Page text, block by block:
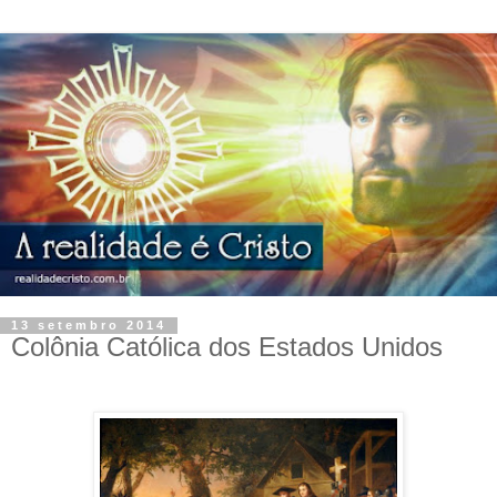
13 setembro 2014
Colônia Católica dos Estados Unidos